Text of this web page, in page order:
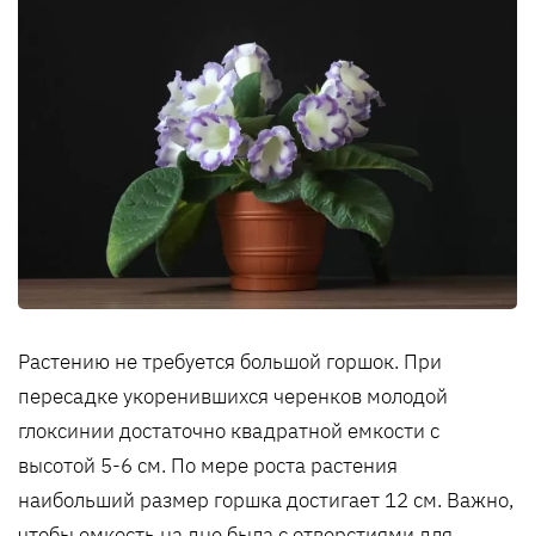
Растению не требуется большой горшок. При
пересадке укоренившихся черенков молодой
глоксинии достаточно квадратной емкости с
высотой 5-6 см. По мере роста растения
наибольший размер горшка достигает 12 см. Важно,